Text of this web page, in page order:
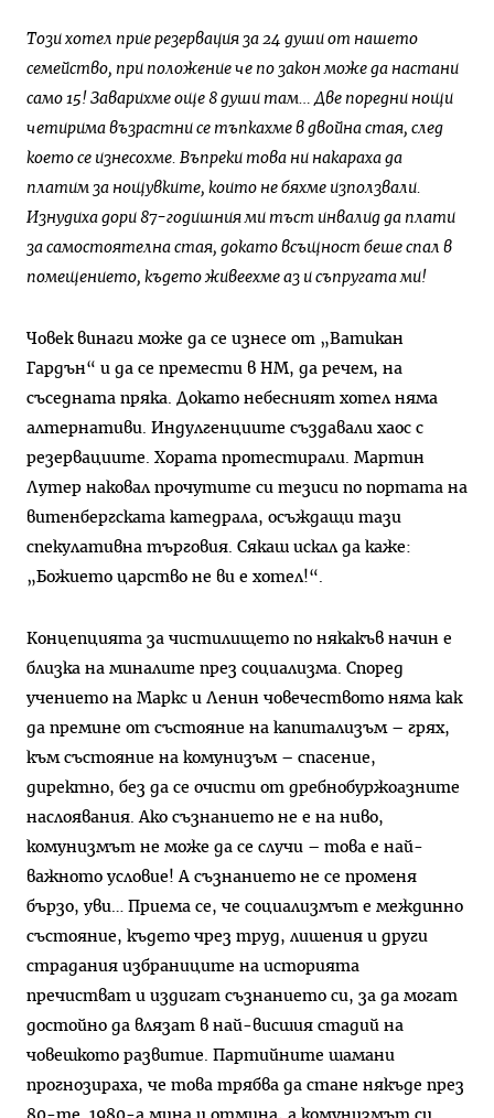
Този хотел прие резервация за 24 души от нашето
семейство, при положение че по закон може да настани
само 15! Заварихме още 8 души там… Две поредни нощи
четирима възрастни се тъпкахме в двойна стая, след
което се изнесохме. Въпреки това ни накараха да
платим за нощувките, които не бяхме използвали.
Изнудиха дори 87-годишния ми тъст инвалид да плати
за самостоятелна стая, докато всъщност беше спал в
помещението, където живеехме аз и съпругата ми!
Човек винаги може да се изнесе от „Ватикан
Гардън“ и да се премести в HM, да речем, на
съседната пряка. Докато небесният хотел няма
алтернативи. Индулгенциите създавали хаос с
резервациите. Хората протестирали. Мартин
Лутер наковал прочутите си тезиси по портата на
витенбергската катедрала, осъждащи тази
спекулативна търговия. Сякаш искал да каже:
„Божието царство не ви е хотел!“.
Концепцията за чистилището по някакъв начин е
близка на миналите през социализма. Според
учението на Маркс и Ленин човечеството няма как
да премине от състояние на капитализъм – грях,
към състояние на комунизъм – спасение,
директно, без да се очисти от дребнобуржоазните
наслоявания. Ако съзнанието не е на ниво,
комунизмът не може да се случи – това е най-
важното условие! А съзнанието не се променя
бързо, уви… Приема се, че социализмът е междинно
състояние, където чрез труд, лишения и други
страдания избраниците на историята
пречистват и издигат съзнанието си, за да могат
достойно да влязат в най-висшия стадий на
човешкото развитие. Партийните шамани
прогнозираха, че това трябва да стане някъде през